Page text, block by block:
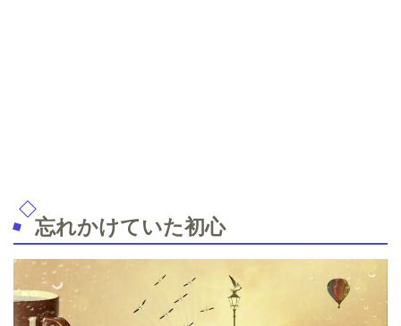
忘れかけていた初心